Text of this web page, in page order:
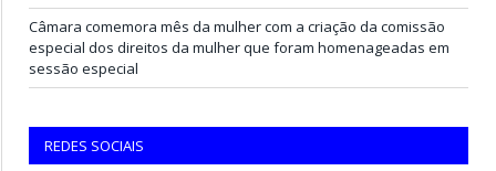
Câmara comemora mês da mulher com a criação da comissão
especial dos direitos da mulher que foram homenageadas em
sessão especial
REDES SOCIAIS